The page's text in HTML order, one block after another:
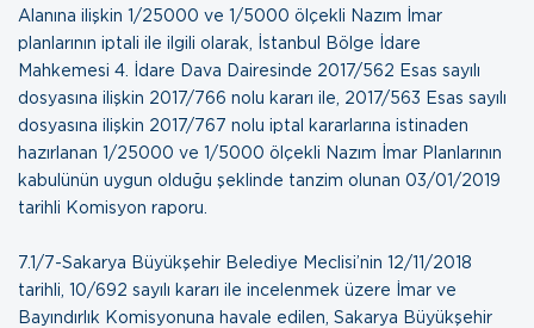
Alanına ilişkin 1/25000 ve 1/5000 ölçekli Nazım İmar
planlarının iptali ile ilgili olarak, İstanbul Bölge İdare
Mahkemesi 4. İdare Dava Dairesinde 2017/562 Esas sayılı
dosyasına ilişkin 2017/766 nolu kararı ile, 2017/563 Esas sayılı
dosyasına ilişkin 2017/767 nolu iptal kararlarına istinaden
hazırlanan 1/25000 ve 1/5000 ölçekli Nazım İmar Planlarının
kabulünün uygun olduğu şeklinde tanzim olunan 03/01/2019
tarihli Komisyon raporu
7.1/7-Sakarya Büyükşehir Belediye Meclisi’nin 12/11/2018
tarihli, 10/692 sayılı kararı ile incelenmek üzere İmar ve
Bayındırlık Komisyonuna havale edilen, Sakarya Büyükşehir